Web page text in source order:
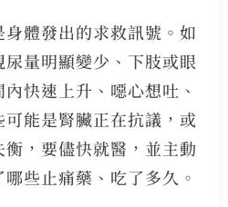
體發出的求救訊號。如
量明顯變少、下肢或眼
快速上升、噁心想吐、
能是腎臟正在抗議，或
，要儘快就醫，並主動
些止痛藥、吃了多久。